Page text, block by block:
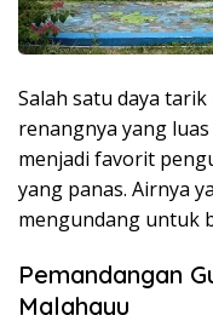
Salah satu daya
renangnya yang
menjadi favorit
yang panas. Airnya
mengundang untuk
Pemandangan
Malahayu